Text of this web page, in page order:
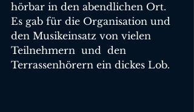
hörbar in den abendlichen Ort.
Es gab für die Organisation und
den Musikeinsatz von vielen
Teilnehmern  und  den
Terrassenhörern ein dickes Lob.